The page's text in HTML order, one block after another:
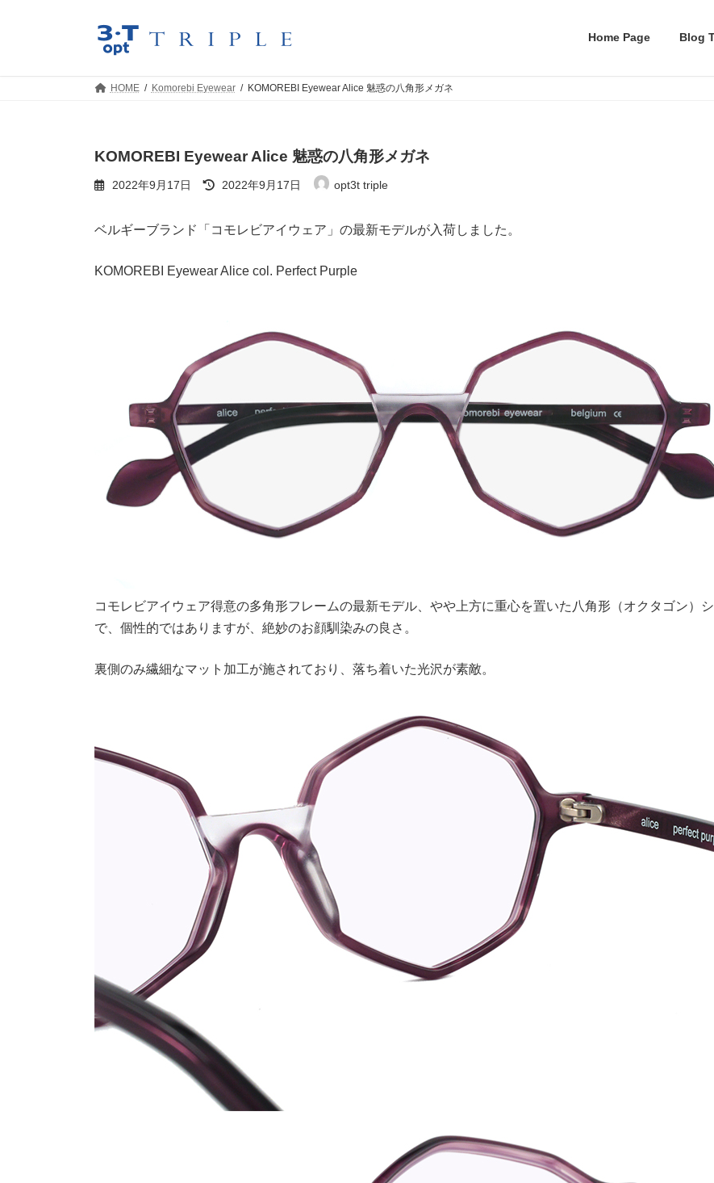
Home Page Blog
HOME Komorebi Eyewear KOMOREBI Eyewear Alice 魅惑の八角形メガネ
KOMOREBI Eyewear Alice 魅惑の八角形メガネ
2022年9月17日
最
終
新
日
:
2022年9月17日 opt3t triple
ベルギーブランド「コモレビアイウェア」の最新モデルが入荷しました。
KOMOREBI Eyewear Alice col. Perfect Purple
コモレビアイウェア得意の多角形フレームの最新モデル、やや上方に重心を置いた八角形（オクタゴン）
で、個性的ではありますが、絶妙のお顔馴染みの良さ。
裏側のみ繊細なマット加工が施されており、落ち着いた光沢が素敵。